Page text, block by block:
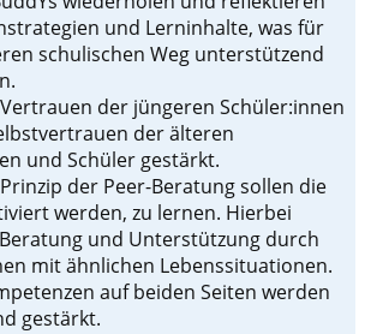
und Lerninhalte, was für
schulischen Weg unterstützend
der jüngeren Schüler:innen
der älteren
und Schüler gestärkt.
der Peer-Beratung sollen die
werden, zu lernen. Hierbei
und Unterstützung durch
mit ähnlichen Lebenssituationen.
auf beiden Seiten werden
gestärkt.